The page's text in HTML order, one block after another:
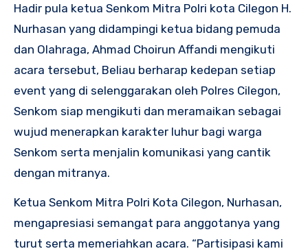
Hadir pula ketua Senkom Mitra Polri kota Cilegon H.
Nurhasan yang didampingi ketua bidang pemuda
dan Olahraga, Ahmad Choirun Affandi mengikuti
acara tersebut, Beliau berharap kedepan setiap
event yang di selenggarakan oleh Polres Cilegon,
Senkom siap mengikuti dan meramaikan sebagai
wujud menerapkan karakter luhur bagi warga
Senkom serta menjalin komunikasi yang cantik
dengan mitranya.
Ketua Senkom Mitra Polri Kota Cilegon, Nurhasan,
mengapresiasi semangat para anggotanya yang
turut serta memeriahkan acara. “Partisipasi kami